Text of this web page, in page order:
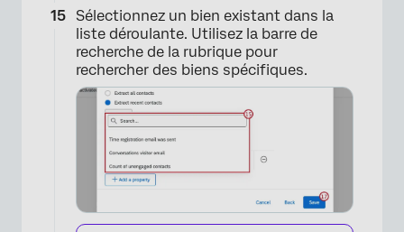
Sélectionnez un bien existant dans la
liste déroulante. Utilisez la barre de
recherche de la rubrique pour
rechercher des biens spécifiques.